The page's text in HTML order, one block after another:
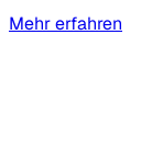
Mehr erfahren